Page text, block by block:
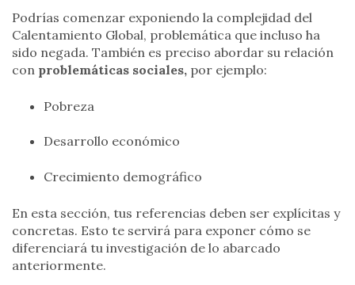
Podrías comenzar exponiendo la complejidad del
Calentamiento Global, problemática que incluso ha
sido negada. También es preciso abordar su relación
con problemáticas sociales, por ejemplo:
Pobreza
Desarrollo económico
Crecimiento demográfico
En esta sección, tus referencias deben ser explícitas y
concretas. Esto te servirá para exponer cómo se
diferenciará tu investigación de lo abarcado
anteriormente.